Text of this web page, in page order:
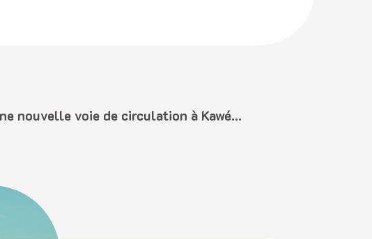
Ouverture d’une nouvelle voie de circulation à Kawéni – Axe NEL